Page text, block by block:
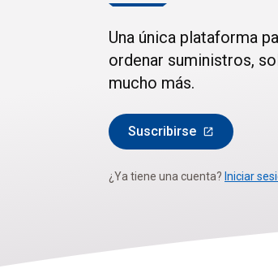
Una única plataforma
ordenar suministros,
mucho más.
Suscribirse
¿Ya tiene una cuenta? Iniciar